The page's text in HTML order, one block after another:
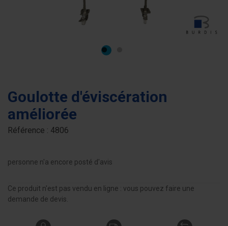
Goulotte d'éviscération
améliorée
Référence : 4806
personne n'a encore posté d'avis
Ce produit n'est pas vendu en ligne : vous pouvez faire une
demande de devis.